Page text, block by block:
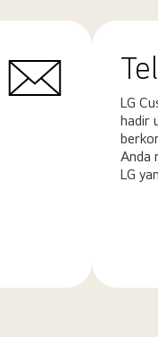
LG
hadir
Anda
LG